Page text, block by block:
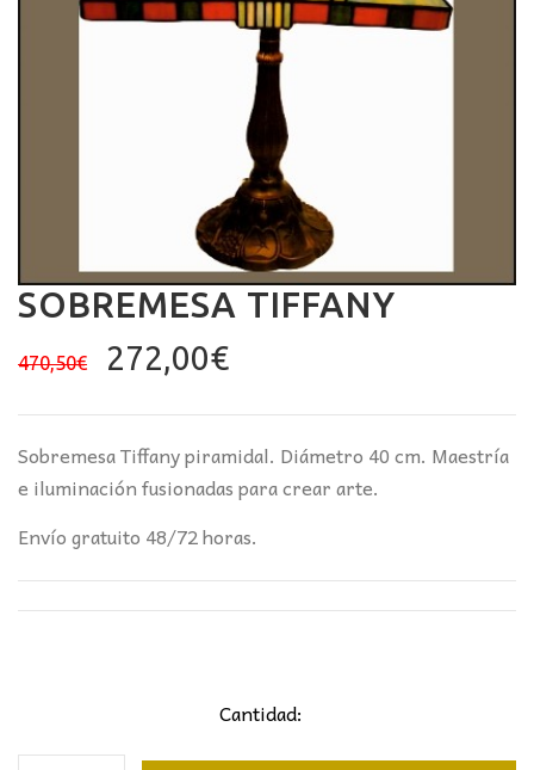
SOBREMESA TIFFANY
470,50€
El
original
era:
470,50€.
272,00€El
actual
es:
272,00€.
Sobremesa Tiffany piramidal. Diámetro 40 cm. Maestría
e iluminación fusionadas para crear arte.
Envío gratuito 48/72 horas.
Cantidad: